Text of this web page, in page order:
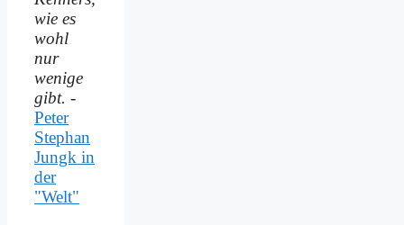
wie es
wohl
nur
wenige
gibt. -
Peter
Stephan
Jungk in
der
"Welt"